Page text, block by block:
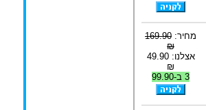
מחיר: 169.90
₪
אצלנו: 49.90
₪
3 ב-99.90